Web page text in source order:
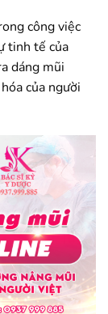
công việc
tinh tế của
dáng mũi
của người